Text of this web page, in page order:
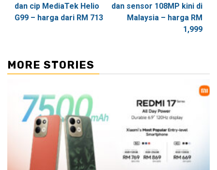
dan cip MediaTek Helio
G99 – harga dari RM 713
dan sensor 108MP kini di
Malaysia – harga RM
1,999
MORE STORIES